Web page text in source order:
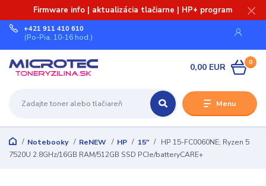
Firmware info | aktualizácia tlačiarne | HP+ program
Menu
+421 911 410 610
(Po-Pia, 10-16 hod.)
0
0,00 EUR
Notebooky ReNEW HP 15"
HP 15-FC0060NE; Ryzen 5
7520U 2.8GHz/16GB RAM/512GB SSD PCIe/batteryCARE+